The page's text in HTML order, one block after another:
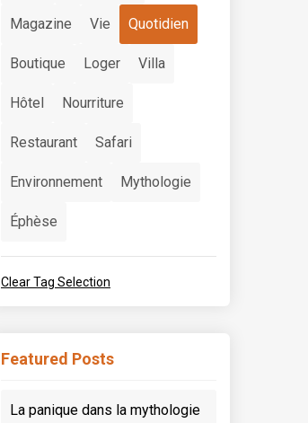
Magazine Vie Quotidien
Boutique Loger Villa
Hôtel Nourriture
Restaurant Safari
Environnement Mythologie
Éphèse
Clear Tag Selection
Featured Posts
La panique dans la mythologie